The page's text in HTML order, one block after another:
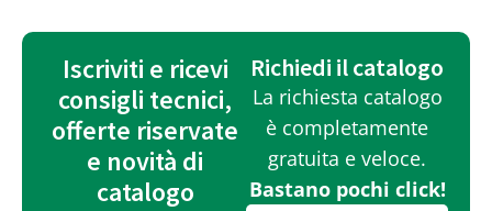
Iscriviti e ricevi
consigli tecnici,
offerte riservate
e novità di
catalogo
Richiedi il catalogo
La richiesta catalogo
è completamente
gratuita e veloce.
Bastano pochi click!